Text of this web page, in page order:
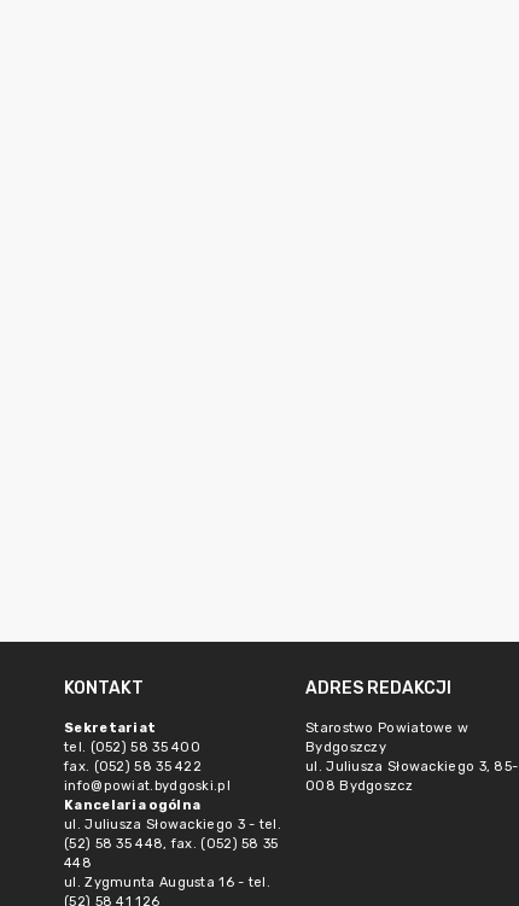
KONTAKT
Sekretariat
tel. (052) 58 35 400
fax. (052) 58 35 422
info@powiat.bydgoski.pl
Kancelaria ogólna
ul. Juliusza Słowackiego 3 - tel.
(52) 58 35 448, fax. (052) 58 35
448
ul. Zygmunta Augusta 16 - tel.
(52) 58 41 126
ADRES REDAKCJI
Starostwo Powiatowe w
Bydgoszczy
ul. Juliusza Słowackiego 3, 85-
008 Bydgoszcz